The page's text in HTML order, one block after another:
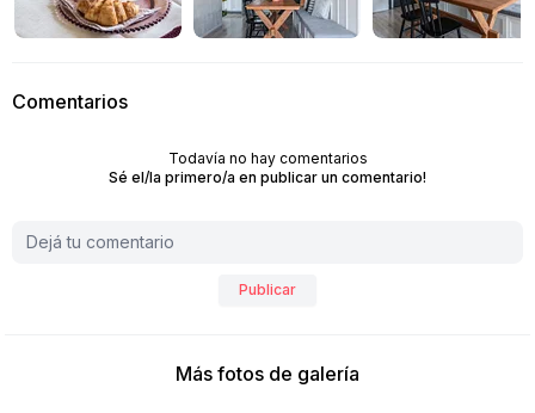
Comentarios
Todavía no hay comentarios
Sé el/la primero/a en publicar un comentario!
Publicar
Más fotos de galería